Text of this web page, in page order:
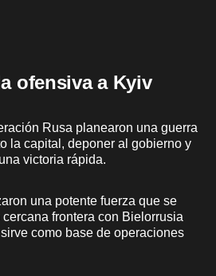
ofensiva a Kyiv
Rusa planearon una guerra
la capital, deponer al gobierno y
victoria rápida.
una potente fuerza que se
frontera con Bielorrusia
como base de operaciones